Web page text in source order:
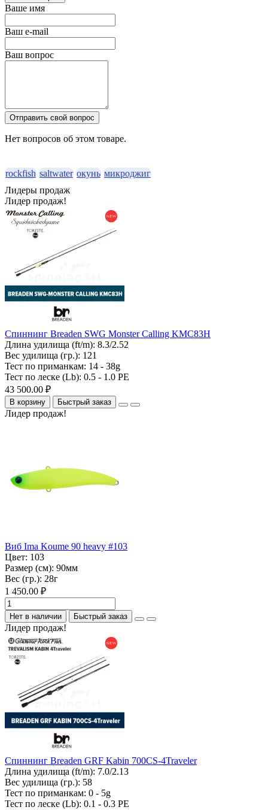
Ваше имя
Ваш e-mail
Ваш вопрос
Отправить свой вопрос
Нет вопросов об этом товаре.
rockfish saltwater окунь микроджиг
Лидеры продаж
Лидер продаж!
Спиннинг Breaden SWG Monster Calling KMC83H
Длина удилища (ft/m): 8.3/2.52
Вес удилища (гр.): 121
Тест по приманкам: 14 - 38g
Тест по леске (Lb): 0.5 - 1.0 PE
43 500.00 ₽
В корзину Быстрый заказ
Лидер продаж!
Виб Ima Koume 90 heavy #103
Цвет: 103
Размер (см): 90мм
Вес (гр.): 28г
1 450.00 ₽
Нет в наличии Быстрый заказ
Лидер продаж!
Спиннинг Breaden GRF Kabin 700CS-4Traveler
Длина удилища (ft/m): 7.0/2.13
Вес удилища (гр.): 58
Тест по приманкам: 0 - 5g
Тест по леске (Lb): 0.1 - 0.3 PE